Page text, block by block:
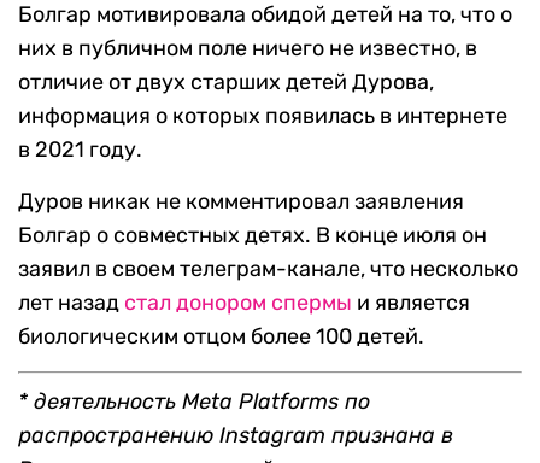
Болгар мотивировала обидой детей на то, что о
них в публичном поле ничего не известно, в
отличие от двух старших детей Дурова,
информация о которых появилась в интернете
в 2021 году.
Дуров никак не комментировал заявления
Болгар о совместных детях. В конце июля он
заявил в своем телеграм-канале, что несколько
лет назад стал донором спермы и является
биологическим отцом более 100 детей.
* деятельность Meta Platforms по
распространению Instagram признана в